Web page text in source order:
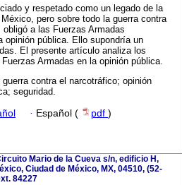
y respetado como un legado de la
pero sobre todo la guerra contra
a las Fuerzas Armadas
opinión pública. Ello supondría un
El presente artículo analiza los
Armadas en la opinión pública.
contra el narcotráfico; opinión
seguridad.
· Español ( pdf )
Mario de la Cueva s/n, edificio H,
Ciudad de México, MX, 04510, (52-
84227